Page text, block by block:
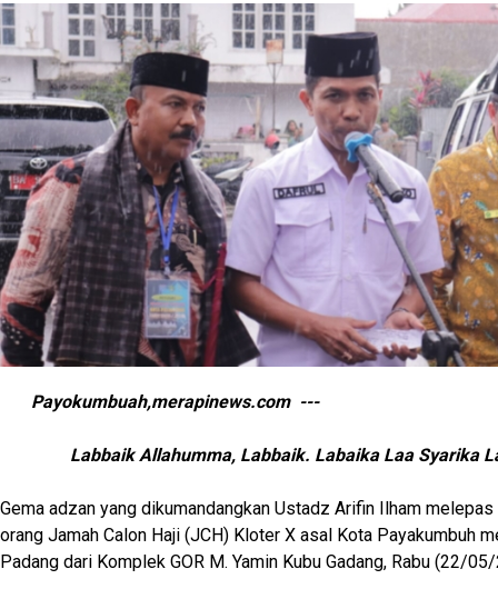
Payokumbuah,merapinews.com ---
Labbaik Allahumma, Labbaik. Labaika Laa Syarika
Gema adzan yang dikumandangkan Ustadz Arifin Ilham
orang Jamah Calon Haji (JCH) Kloter X asal Kota Payakumbuh
Padang dari Komplek GOR M. Yamin Kubu Gadang, Rabu (22/